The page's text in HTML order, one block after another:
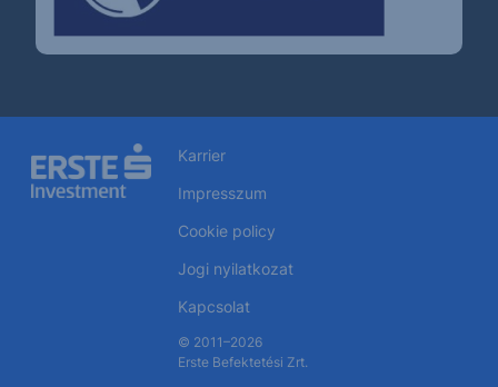
Karrier
Impresszum
Cookie policy
Jogi nyilatkozat
Kapcsolat
© 2011–2026
Erste Befektetési Zrt.